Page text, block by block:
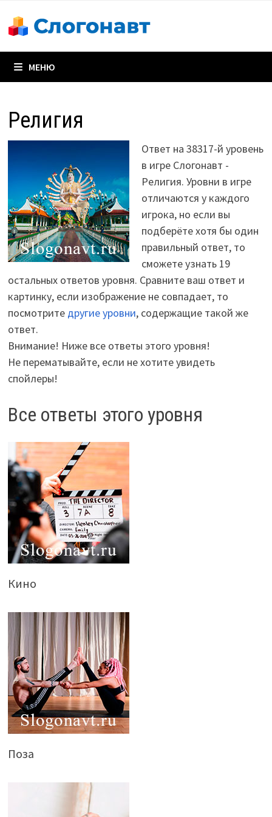
содержимому
МЕНЮ
Религия
Ответ на 38317-й уровень
в игре Слогонавт -
Религия. Уровни в игре
отличаются у каждого
игрока, но если вы
подберёте хотя бы один
правильный ответ, то
сможете узнать 19
остальных ответов уровня. Сравните ваш ответ и
картинку, если изображение не совпадает, то
посмотрите другие уровни, содержащие такой же
ответ.
Внимание! Ниже все ответы этого уровня!
Не перематывайте, если не хотите увидеть
спойлеры!
Все ответы этого уровня
Кино
Поза